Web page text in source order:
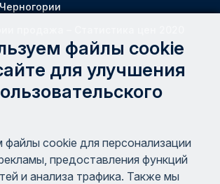
файлы cookie
для улучшения
cookie для персонализации
предоставления функций
и анализа трафика. Также мы